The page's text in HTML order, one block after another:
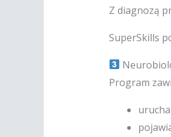
Z diagnozą
SuperSkills
Program